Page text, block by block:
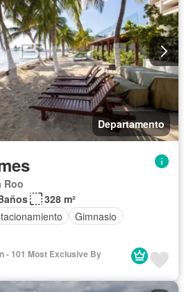
Departamento
Roo
328 m²
Gimnasio
- 101 Most Exclusive By